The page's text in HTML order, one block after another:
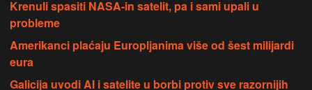
Krenuli spasiti NASA-in satelit, pa i sami upali u
probleme
Amerikanci plaćaju Europljanima više od šest milijardi
eura
Galicija uvodi AI i satelite u borbi protiv sve razornijih